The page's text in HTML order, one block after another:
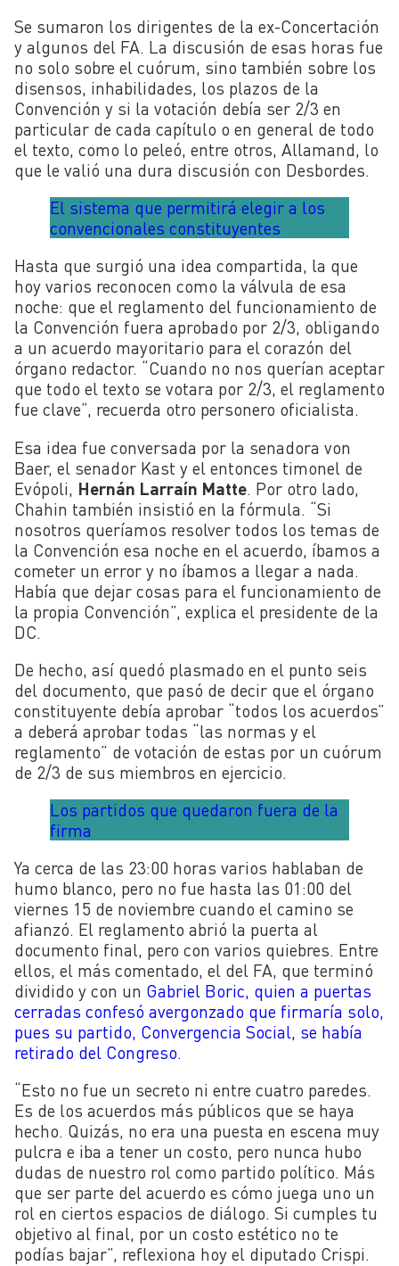
Se sumaron los dirigentes de la ex-Concertación
y algunos del FA. La discusión de esas horas fue
no solo sobre el cuórum, sino también sobre los
disensos, inhabilidades, los plazos de la
Convención y si la votación debía ser 2/3 en
particular de cada capítulo o en general de todo
el texto, como lo peleó, entre otros, Allamand, lo
que le valió una dura discusión con Desbordes.
El sistema que permitirá elegir a los
convencionales constituyentes
Hasta que surgió una idea compartida, la que
hoy varios reconocen como la válvula de esa
noche: que el reglamento del funcionamiento de
la Convención fuera aprobado por 2/3, obligando
a un acuerdo mayoritario para el corazón del
órgano redactor. “Cuando no nos querían aceptar
que todo el texto se votara por 2/3, el reglamento
fue clave”, recuerda otro personero oficialista.
Esa idea fue conversada por la senadora von
Baer, el senador Kast y el entonces timonel de
Evópoli, Hernán Larraín Matte . Por otro lado,
Chahin también insistió en la fórmula. “Si
nosotros queríamos resolver todos los temas de
la Convención esa noche en el acuerdo, íbamos a
cometer un error y no íbamos a llegar a nada.
Había que dejar cosas para el funcionamiento de
la propia Convención”, explica el presidente de la
DC.
De hecho, así quedó plasmado en el punto seis
del documento, que pasó de decir que el órgano
constituyente debía aprobar “todos los acuerdos”
a deberá aprobar todas “las normas y el
reglamento” de votación de estas por un cuórum
de 2/3 de sus miembros en ejercicio.
Los partidos que quedaron fuera de la
firma
Ya cerca de las 23:00 horas varios hablaban de
humo blanco, pero no fue hasta las 01:00 del
viernes 15 de noviembre cuando el camino se
afianzó. El reglamento abrió la puerta al
documento final, pero con varios quiebres. Entre
ellos, el más comentado, el del FA, que terminó
dividido y con un Gabriel Boric, quien a puertas
cerradas confesó avergonzado que firmaría solo,
pues su partido, Convergencia Social, se había
retirado del Congreso.
“Esto no fue un secreto ni entre cuatro paredes.
Es de los acuerdos más públicos que se haya
hecho. Quizás, no era una puesta en escena muy
pulcra e iba a tener un costo, pero nunca hubo
dudas de nuestro rol como partido político. Más
que ser parte del acuerdo es cómo juega uno un
rol en ciertos espacios de diálogo. Si cumples tu
objetivo al final, por un costo estético no te
podías bajar”, reflexiona hoy el diputado Crispi.